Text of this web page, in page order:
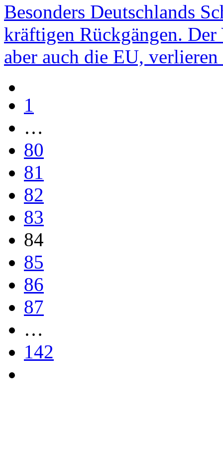
Besonders Deutschlands
kräftigen Rückgängen.
aber auch die EU,
1
…
80
81
82
83
84
85
86
87
…
142